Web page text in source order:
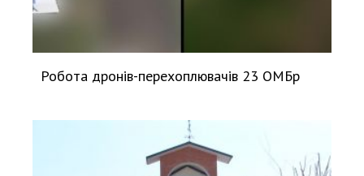
Робота дронів-перехоплювачів 23 ОМБр